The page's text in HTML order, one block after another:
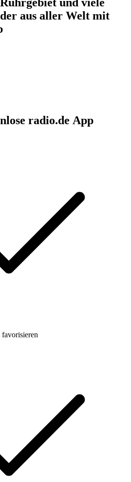
aus aller Welt mit
radio.de App
favorisieren